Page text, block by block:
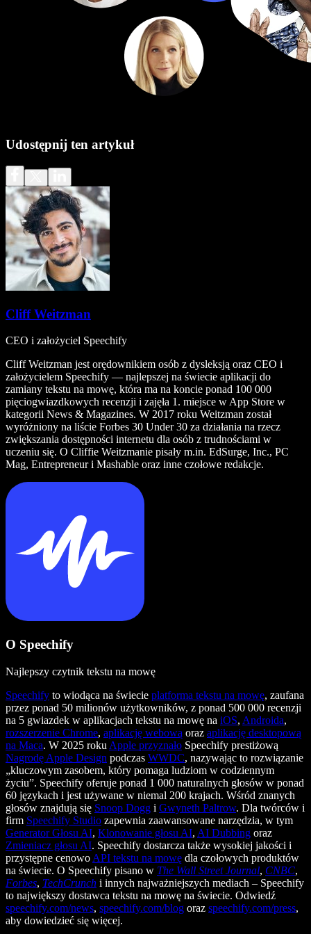
Udostępnij ten artykuł
Cliff Weitzman
CEO i założyciel Speechify
Cliff Weitzman jest orędownikiem osób z dysleksją oraz CEO i
założycielem Speechify — najlepszej na świecie aplikacji do
zamiany tekstu na mowę, która ma na koncie ponad 100 000
pięciogwiazdkowych recenzji i zajęła 1. miejsce w App Store w
kategorii News & Magazines. W 2017 roku Weitzman został
wyróżniony na liście Forbes 30 Under 30 za działania na rzecz
zwiększania dostępności internetu dla osób z trudnościami w
uczeniu się. O Cliffie Weitzmanie pisały m.in. EdSurge, Inc., PC
Mag, Entrepreneur i Mashable oraz inne czołowe redakcje.
O Speechify
Najlepszy czytnik tekstu na mowę
Speechify to wiodąca na świecie platforma tekstu na mowę, zaufana
przez ponad 50 milionów użytkowników, z ponad 500 000 recenzji
na 5 gwiazdek w aplikacjach tekstu na mowę na iOS, Androida,
rozszerzenie Chrome, aplikację webową oraz aplikację desktopową
na Maca. W 2025 roku Apple przyznało Speechify prestiżową
Nagrodę Apple Design podczas WWDC, nazywając to rozwiązanie
„kluczowym zasobem, który pomaga ludziom w codziennym
życiu”. Speechify oferuje ponad 1 000 naturalnych głosów w ponad
60 językach i jest używane w niemal 200 krajach. Wśród znanych
głosów znajdują się Snoop Dogg i Gwyneth Paltrow. Dla twórców i
firm Speechify Studio zapewnia zaawansowane narzędzia, w tym
Generator Głosu AI, Klonowanie głosu AI, AI Dubbing oraz
Zmieniacz głosu AI. Speechify dostarcza także wysokiej jakości i
przystępne cenowo API tekstu na mowę dla czołowych produktów
na świecie. O Speechify pisano w The Wall Street Journal, CNBC,
Forbes, TechCrunch i innych najważniejszych mediach – Speechify
to największy dostawca tekstu na mowę na świecie. Odwiedź
speechify.com/news, speechify.com/blog oraz speechify.com/press,
aby dowiedzieć się więcej.